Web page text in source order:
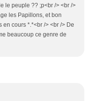
le peuple ?? ;p<br /> <br />
les Papillons, et bon
cours *.*<br /> <br /> De
beaucoup ce genre de